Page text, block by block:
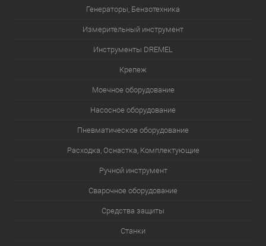
Генераторы, Бензотехника
Измерительный инструмент
Инструменты DREMEL
Крепеж
Моечное оборудование
Насосное оборудование
Пневматическое оборудование
Расходка, Оснастка, Комплектующие
Ручной инструмент
Сварочное оборудование
Средства защиты
Станки